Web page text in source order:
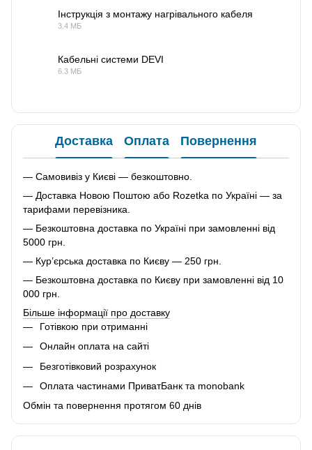
Інструкція з монтажу нагрівального кабеля
3.4 МБ
Кабельні системи DEVI
6.3 МБ
Доставка Оплата Повернення
— Самовивіз у Києві — безкоштовно.
— Доставка Новою Поштою або Rozetka по Україні — за
тарифами перевізника.
— Безкоштовна доставка по Україні при замовленні від
5000 грн.
— Кур’єрська доставка по Києву — 250 грн.
— Безкоштовна доставка по Києву при замовленні від 10
000 грн.
Більше інформації про доставку
Готівкою при отриманні
Онлайн оплата на сайті
Безготівковий розрахунок
Оплата частинами ПриватБанк та monobank
Обмін та повернення протягом 60 днів